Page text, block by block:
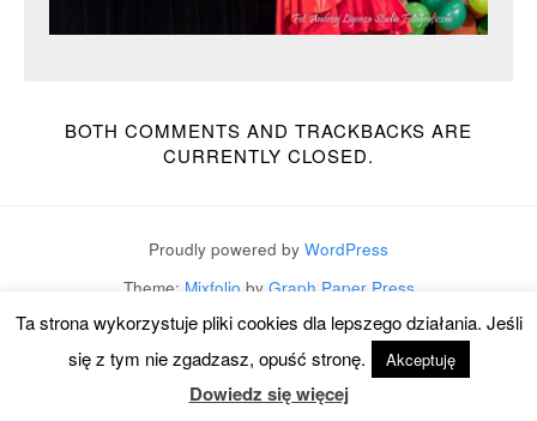
BOTH COMMENTS AND TRACKBACKS ARE
CURRENTLY CLOSED.
Proudly powered by WordPress
Theme: Mixfolio by Graph Paper Press
Ta strona wykorzystuje pliki cookies dla lepszego działania. Jeśli
się z tym nie zgadzasz, opuść stronę.
Akceptuję
Dowiedz się więcej